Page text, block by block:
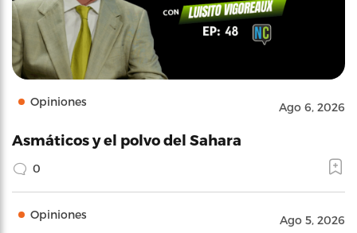
Opiniones Ago 6, 2026
Asmáticos y el polvo del Sahara
0
Opiniones Ago 5, 2026